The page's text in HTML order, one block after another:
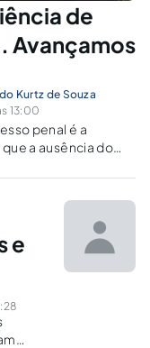
de
Avançamos
Kurtz de Souza
13:00
penal é a
a ausência do
resultará em
e